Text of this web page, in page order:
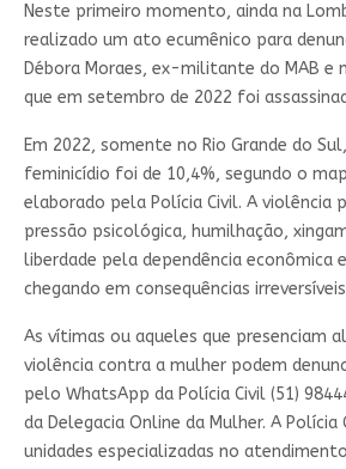
Neste primeiro momento, ainda na
realizado um ato ecumênico para
Débora Moraes, ex-militante do MAB e
que em setembro de 2022 foi
Em 2022, somente no Rio Grande do
feminicídio foi de 10,4%, segundo o
elaborado pela Polícia Civil. A violência
pressão psicológica, humilhação,
liberdade pela dependência econômica
chegando em consequências
As vítimas ou aqueles que presenciam
violência contra a mulher podem
pelo WhatsApp da Polícia Civil (51)
da Delegacia Online da Mulher. A Polícia
unidades especializadas no